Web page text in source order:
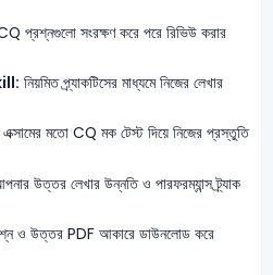
প্রশ্নগুলো সংরক্ষণ করে পরে রিভিউ করার
নিয়মিত প্র্যাকটিসের মাধ্যমে নিজের লেখার
এক্সামের মতো CQ মক টেস্ট দিয়ে নিজের প্রস্তুতি
উত্তর লেখার উন্নতি ও পারফরম্যান্স ট্র্যাক
ও উত্তর PDF আকারে ডাউনলোড করে